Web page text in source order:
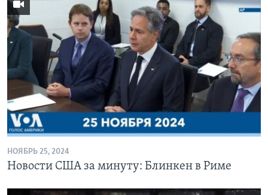
НОЯБРЬ 25, 2024
Новости США за минуту: Блинкен в Риме